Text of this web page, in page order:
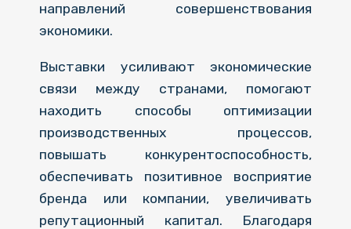
направлений совершенствования
экономики.
Выставки усиливают экономические
связи между странами, помогают
находить способы оптимизации
производственных процессов,
повышать конкурентоспособность,
обеспечивать позитивное восприятие
бренда или компании, увеличивать
репутационный капитал. Благодаря